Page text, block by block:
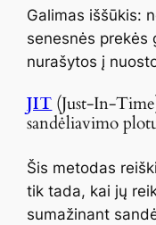
Galimas iššūkis:
senesnės prekės
nurašytos į
JIT(Just-In-
sandėliavimo
Šis metodas
tik tada, kai jų
sumažinant